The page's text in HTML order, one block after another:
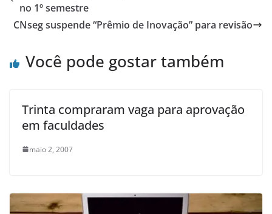
no 1º semestre
CNseg suspende “Prêmio de Inovação” para revisão
Você pode gostar também
Trinta compraram vaga para aprovação
em faculdades
maio 2, 2007